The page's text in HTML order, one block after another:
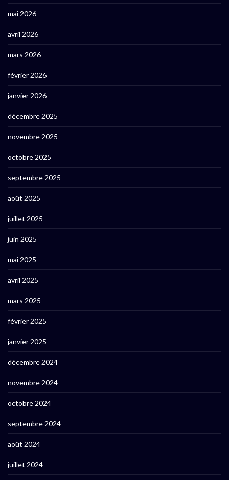
mai 2026
avril 2026
mars 2026
février 2026
janvier 2026
décembre 2025
novembre 2025
octobre 2025
septembre 2025
août 2025
juillet 2025
juin 2025
mai 2025
avril 2025
mars 2025
février 2025
janvier 2025
décembre 2024
novembre 2024
octobre 2024
septembre 2024
août 2024
juillet 2024